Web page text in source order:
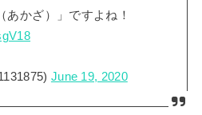
あかざ）」ですよね！
June 19, 2020